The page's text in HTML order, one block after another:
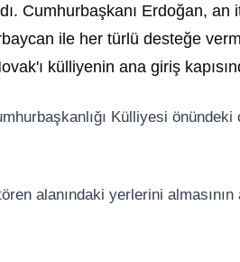
Cumhurbaşkanı Erdoğan,
ile her türlü desteğe
külliyenin ana giriş
Külliyesi
alanındaki yerlerini